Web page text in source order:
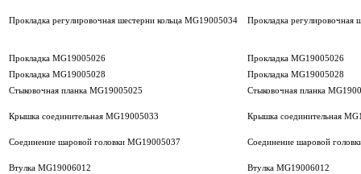
Прокладка регулировочная шестерни кольца MG19005034 Прокладка регулировочная
Прокладка MG19005026
Прокладка MG19005026
Прокладка MG19005028
Прокладка MG19005028
Стыковочная планка MG19005025
Стыковочная планка
Крышка соединительная MG19005033 Крышка соединительная
Соединение шаровой головки MG19005037 Соединение шаровой
Втулка MG19006012
Втулка MG19006012